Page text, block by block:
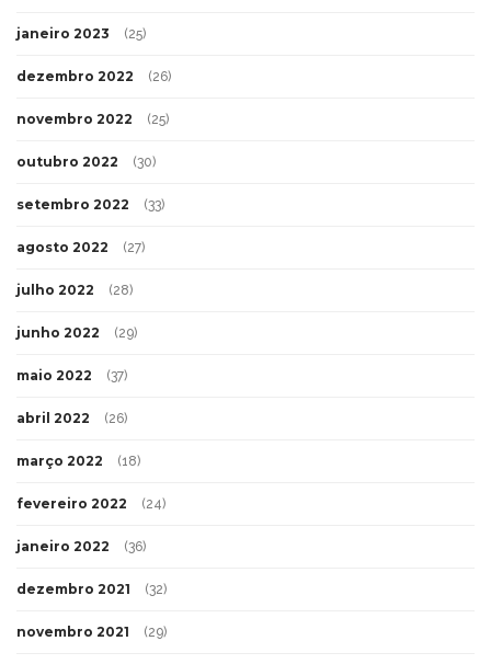
janeiro 2023 (25)
dezembro 2022 (26)
novembro 2022 (25)
outubro 2022 (30)
setembro 2022 (33)
agosto 2022 (27)
julho 2022 (28)
junho 2022 (29)
maio 2022 (37)
abril 2022 (26)
março 2022 (18)
fevereiro 2022 (24)
janeiro 2022 (36)
dezembro 2021 (32)
novembro 2021 (29)